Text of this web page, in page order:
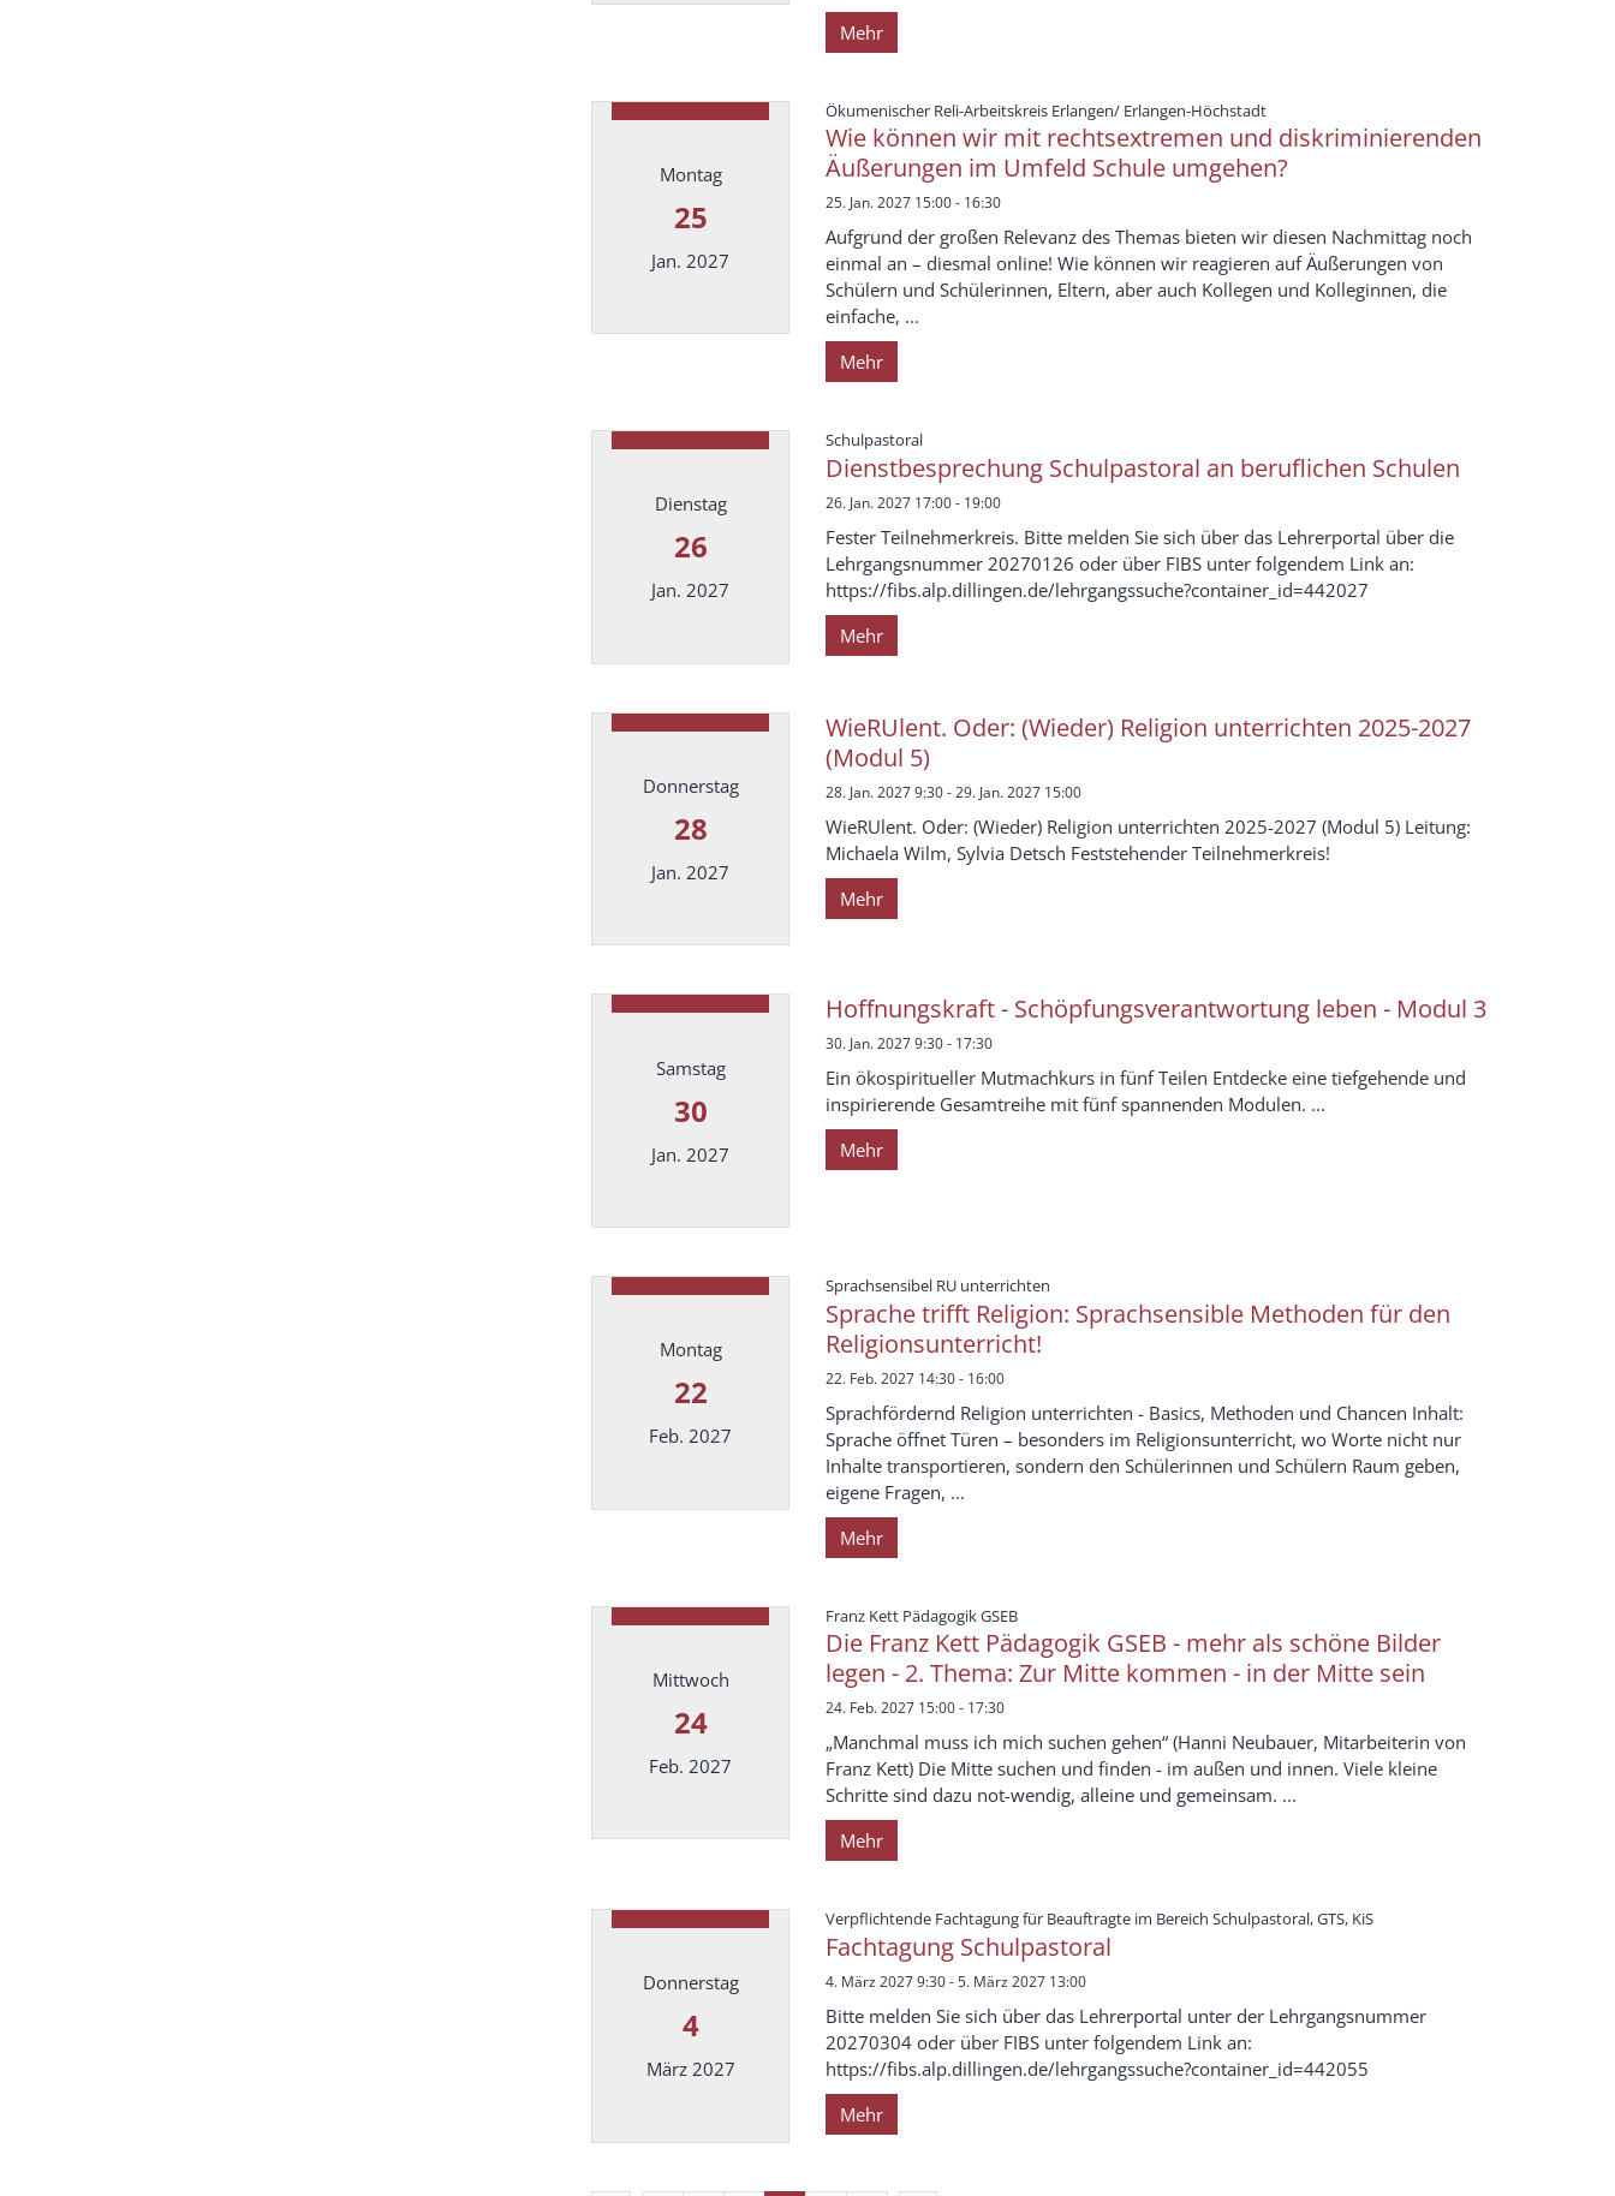
Mehr
Montag
25
Jan. 2027
Ökumenischer Reli-Arbeitskreis Erlangen/ Erlangen-Höchstadt:
Wie können wir mit rechtsextremen und diskriminierenden
Äußerungen im Umfeld Schule umgehen?
25. Jan. 2027 15:00 - 16:30
Aufgrund der großen Relevanz des Themas bieten wir diesen Nachmittag noch
einmal an – diesmal online! Wie können wir reagieren auf Äußerungen von
Schülern und Schülerinnen, Eltern, aber auch Kollegen und Kolleginnen, die
einfache, ...
Mehr
Dienstag
26
Jan. 2027
Schulpastoral:
Dienstbesprechung Schulpastoral an beruflichen Schulen
26. Jan. 2027 17:00 - 19:00
Fester Teilnehmerkreis. Bitte melden Sie sich über das Lehrerportal über die
Lehrgangsnummer 20270126 oder über FIBS unter folgendem Link an:
https://fibs.alp.dillingen.de/lehrgangssuche?container_id=442027
Mehr
Donnerstag
28
Jan. 2027
WieRUlent. Oder: (Wieder) Religion unterrichten 2025-2027
(Modul 5)
28. Jan. 2027 9:30 - 29. Jan. 2027 15:00
WieRUlent. Oder: (Wieder) Religion unterrichten 2025-2027 (Modul 5) Leitung:
Michaela Wilm, Sylvia Detsch Feststehender Teilnehmerkreis!
Mehr
Samstag
30
Jan. 2027
Hoffnungskraft - Schöpfungsverantwortung leben - Modul 3
30. Jan. 2027 9:30 - 17:30
Ein ökospiritueller Mutmachkurs in fünf Teilen Entdecke eine tiefgehende und
inspirierende Gesamtreihe mit fünf spannenden Modulen. ...
Mehr
Montag
22
Feb. 2027
Sprachsensibel RU unterrichten
Sprache trifft Religion: Sprachsensible Methoden für den
Religionsunterricht!
22. Feb. 2027 14:30 - 16:00
Sprachfördernd Religion unterrichten - Basics, Methoden und Chancen Inhalt:
Sprache öffnet Türen – besonders im Religionsunterricht, wo Worte nicht nur
Inhalte transportieren, sondern den Schülerinnen und Schülern Raum geben,
eigene Fragen, ...
Mehr
Mittwoch
24
Feb. 2027
Franz Kett Pädagogik GSEB:
Die Franz Kett Pädagogik GSEB - mehr als schöne Bilder
legen - 2. Thema: Zur Mitte kommen - in der Mitte sein
24. Feb. 2027 15:00 - 17:30
„Manchmal muss ich mich suchen gehen“ (Hanni Neubauer, Mitarbeiterin von
Franz Kett) Die Mitte suchen und finden - im außen und innen. Viele kleine
Schritte sind dazu not-wendig, alleine und gemeinsam. ...
Mehr
Donnerstag
4
März 2027
Verpflichtende Fachtagung für Beauftragte im Bereich Schulpastoral, GTS, KiS:
Fachtagung Schulpastoral
4. März 2027 9:30 - 5. März 2027 13:00
Bitte melden Sie sich über das Lehrerportal unter der Lehrgangsnummer
20270304 oder über FIBS unter folgendem Link an:
https://fibs.alp.dillingen.de/lehrgangssuche?container_id=442055
Mehr